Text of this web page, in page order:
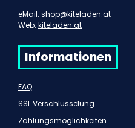
eMail: shop@kiteladen.at
Web: kiteladen.at
Informationen
FAQ
SSL Verschlüsselung
Zahlungsmöglichkeiten